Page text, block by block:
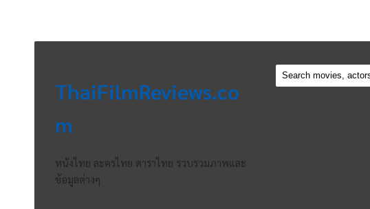
ThaiFilmReviews.co
m
หนังไทย ละครไทย ดาราไทย รวบรวมภาพและ
ข้อมูลต่างๆ